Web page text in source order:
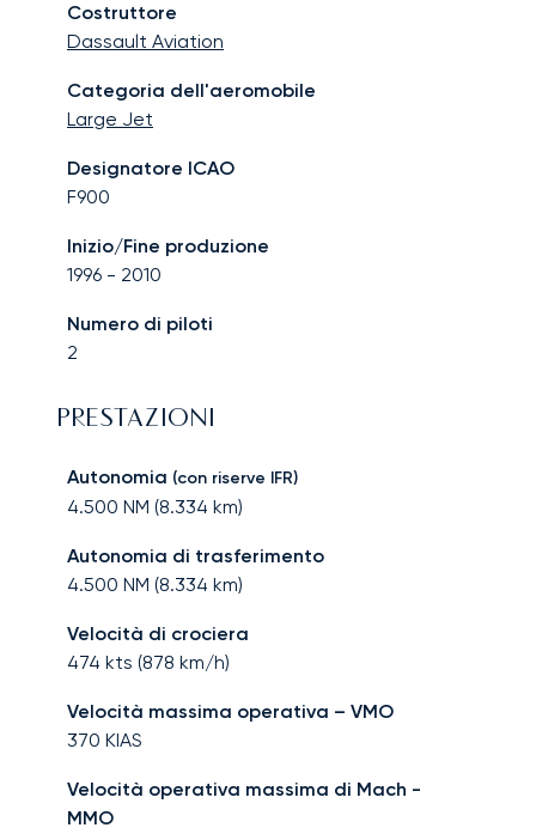
Costruttore
Dassault Aviation
Categoria dell'aeromobile
Large Jet
Designatore ICAO
F900
Inizio/Fine produzione
1996 - 2010
Numero di piloti
2
PRESTAZIONI
Autonomia (con riserve IFR)
4.500 NM (8.334 km)
Autonomia di trasferimento
4.500 NM (8.334 km)
Velocità di crociera
474 kts (878 km/h)
Velocità massima operativa – VMO
370 KIAS
Velocità operativa massima di Mach -
MMO